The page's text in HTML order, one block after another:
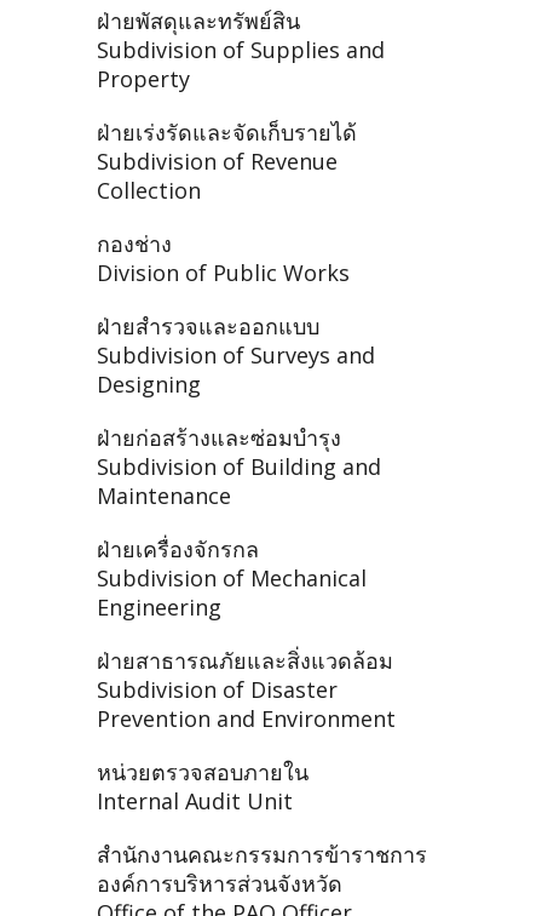
ฝ่ายพัสดุและทรัพย์สิน
Subdivision of Supplies and
Property
ฝ่ายเร่งรัดและจัดเก็บรายได้
Subdivision of Revenue
Collection
กองช่าง
Division of Public Works
ฝ่ายสำรวจและออกแบบ
Subdivision of Surveys and
Designing
ฝ่ายก่อสร้างและซ่อมบำรุง
Subdivision of Building and
Maintenance
ฝ่ายเครื่องจักรกล
Subdivision of Mechanical
Engineering
ฝ่ายสาธารณภัยและสิ่งแวดล้อม
Subdivision of Disaster
Prevention and Environment
หน่วยตรวจสอบภายใน
Internal Audit Unit
สำนักงานคณะกรรมการข้าราชการ
องค์การบริหารส่วนจังหวัด